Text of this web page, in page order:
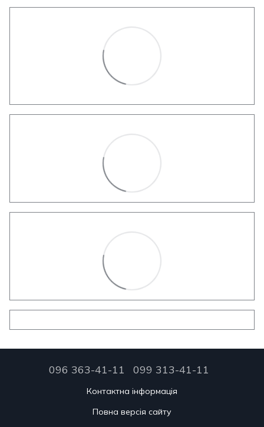
096 363-41-11 099 313-41-11
Контактна інформація
Повна версія сайту